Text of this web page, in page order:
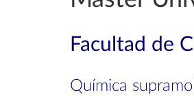
Facultad de
Química